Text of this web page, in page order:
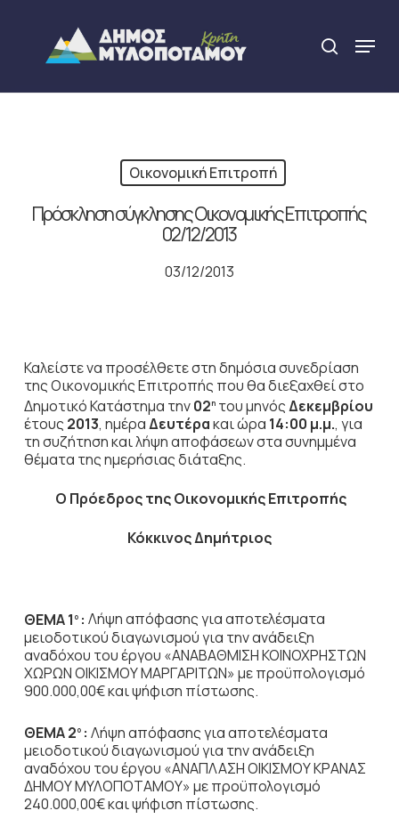
content
search
Menu
Οικονομική Επιτροπή
Πρόσκληση σύγκλησης Οικονομικής Επιτροπής
02/12/2013
03/12/2013
Καλείστε να προσέλθετε στη δημόσια συνεδρίαση
της Οικονομικής Επιτροπής που θα διεξαχθεί στο
Δημοτικό Κατάστημα την02ητου μηνόςΔεκεμβρίου
έτους 2013, ημέραΔευτέρακαι ώρα 14:00 μ.μ., για
τη συζήτησηκαι λήψη αποφάσεων στα συνημμένα
θέματα της ημερήσιας διάταξης.
Ο Πρόεδροςτης Οικονομικής Επιτροπής
Κόκκινος Δημήτριος
ΘΕΜΑ 1 ο : Λήψη απόφασης για αποτελέσματα
μειοδοτικού διαγωνισμού για την ανάδειξη
αναδόχου του έργου «ΑΝΑΒΑΘΜΙΣΗ ΚΟΙΝΟΧΡΗΣΤΩΝ
ΧΩΡΩΝ ΟΙΚΙΣΜΟΥ ΜΑΡΓΑΡΙΤΩΝ» με προϋπολογισμό
900.000,00€ και ψήφιση πίστωσης.
ΘΕΜΑ 2ο : Λήψη απόφασης για αποτελέσματα
μειοδοτικού διαγωνισμού για την ανάδειξη
αναδόχου του έργου «ΑΝΑΠΛΑΣΗ ΟΙΚΙΣΜΟΥ ΚΡΑΝΑΣ
ΔΗΜΟΥ ΜΥΛΟΠΟΤΑΜΟΥ» με προϋπολογισμό
240.000,00€ και ψήφιση πίστωσης.
Close